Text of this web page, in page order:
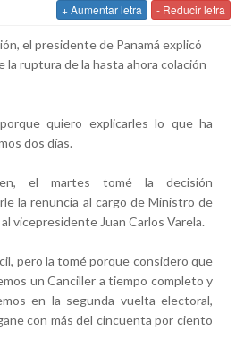
+ Aumentar letra - Reducir letra
el presidente de Panamá explicó
la ruptura de la hasta ahora colación
quiero explicarles lo que ha
dos días.
el martes tomé la decisión
la renuncia al cargo de Ministro de
vicepresidente Juan Carlos Varela.
pero la tomé porque considero que
un Canciller a tiempo completo y
en la segunda vuelta electoral,
con más del cincuenta por ciento